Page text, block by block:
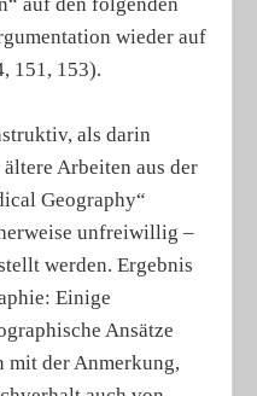
wieder auf
151, 153).
als darin
Arbeiten aus der
Geography“
unfreiwillig –
werden. Ergebnis
Einige
Ansätze
mit der Anmerkung,